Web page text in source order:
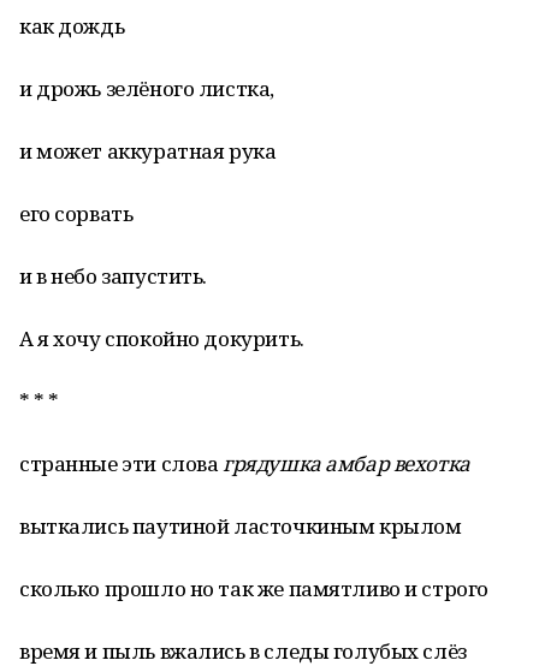
как дождь
и дрожь зелёного листка,
и может аккуратная рука
его сорвать
и в небо запустить.
А я хочу спокойно докурить.
* * *
странные эти словагрядушка амбар вехотка
выткались паутиной ласточкиным крылом
сколько прошло но так же памятливо и строго
время и пыль вжались в следы голубых слёз